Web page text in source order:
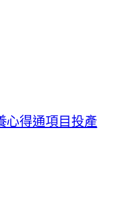
心得通項目投產